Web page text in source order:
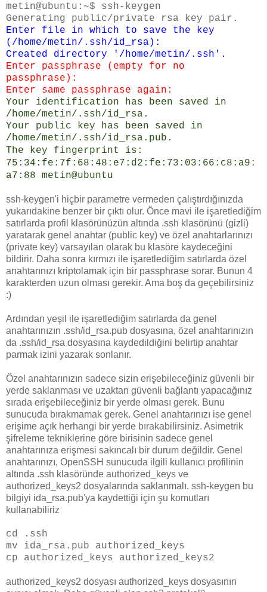
metin@ubuntu:~$ ssh-keygen
Generating public/private rsa key pair.
Enter file in which to save the key
(/home/metin/.ssh/id_rsa):
Created directory '/home/metin/.ssh'.
Enter passphrase (empty for no
passphrase):
Enter same passphrase again:
Your identification has been saved in
/home/metin/.ssh/id_rsa.
Your public key has been saved in
/home/metin/.ssh/id_rsa.pub.
The key fingerprint is:
75:34:fe:7f:68:48:e7:d2:fe:73:03:66:c8:a9:
a7:88 metin@ubuntu
ssh-keygen'i hiçbir parametre vermeden çalıştırdığınızda
yukarıdakine benzer bir çıktı olur. Önce mavi ile işaretlediğim
satırlarda profil klasörünüzün altında .ssh klasörünü (gizli)
yaratarak genel anahtar (public key) ve özel anahtarlarınızı
(private key) varsayılan olarak bu klasöre kaydeceğini
bildirir. Daha sonra kırmızı ile işaretlediğim satırlarda özel
anahtarınızı kriptolamak için bir passphrase sorar. Bunun 4
karakterden uzun olması gerekir. Ama boş da geçebilirsiniz
:)
Ardından yeşil ile işaretlediğim satırlarda da genel
anahtarınızın .ssh/id_rsa.pub dosyasına, özel anahtarınızın
da .ssh/id_rsa dosyasına kaydedildiğini belirtip anahtar
parmak izini yazarak sonlanır.
Özel anahtarınızın sadece sizin erişebileceğiniz güvenli bir
yerde saklanması ve uzaktan güvenli bağlantı yapacağınız
sırada erişebileceğiniz bir yerde olması gerek. Bunu
sunucuda bırakmamak gerek. Genel anahtarınızı ise genel
erişime açık herhangi bir yerde bırakabilirsiniz. Asimetrik
şifreleme tekniklerine göre birisinin sadece genel
anahtarınıza erişmesi sakıncalı bir durum değildir. Genel
anahtarınızı, OpenSSH sunucuda ilgili kullanıcı profilinin
altında .ssh klasöründe authorized_keys ve
authorized_keys2 dosyalarında saklanmalı. ssh-keygen bu
bilgiyi ida_rsa.pub'ya kaydettiği için şu komutları
kullanabiliriz
cd .ssh
mv ida_rsa.pub authorized_keys
cp authorized_keys authorized_keys2
authorized_keys2 dosyası authorized_keys dosyasının